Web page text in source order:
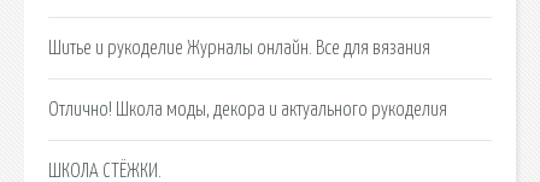
Шитье и рукоделие Журналы онлайн. Все для вязания
Отлично! Школа моды, декора и актуального рукоделия
ШКОЛА СТЁЖКИ.